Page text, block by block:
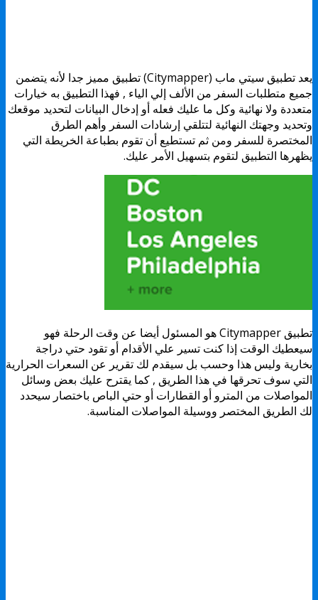
يعد تطبيق سيتي ماب (Citymapper) تطبيق مميز جدا لأنه يتضمن
جميع متطلبات السفر من الألف إلي الياء , فهذا التطبيق به خيارات
متعددة ولا نهائية وكل ما عليك فعله أو إدخال البيانات لتحديد موقعك
وتحديد وجهتك النهائية لتتلقي إرشادات السفر وأهم الطرق
المختصرة للسفر ومن ثم تستطيع أن تقوم بطباعة الخريطة التي
يظهرها التطبيق لتقوم بتسهيل الأمر عليك.
تطبيق Citymapper هو المسئول أيضا عن وقت الرحلة فهو
سيعطيك الوقت إذا كنت تسير علي الأقدام أو تقود حتي دراجة
بخارية وليس هذا وحسب بل سيقدم لك تقرير عن السعرات الحرارية
التي سوف تحرقها في هذا الطريق , كما يقترح عليك بعض وسائل
المواصلات من المترو أو القطارات أو حتي الباص باختصار سيحدد
لك الطريق المختصر ووسيلة المواصلات المناسبة.